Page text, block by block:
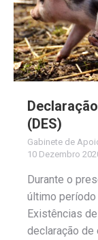
(DES)
Gabinete de
10 Dezembro
Durante o
último
Existências
declaração